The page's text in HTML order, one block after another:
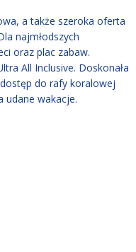
a także szeroka oferta
najmłodszych
oraz plac zabaw.
All Inclusive. Doskonała
do rafy koralowej
udane wakacje.